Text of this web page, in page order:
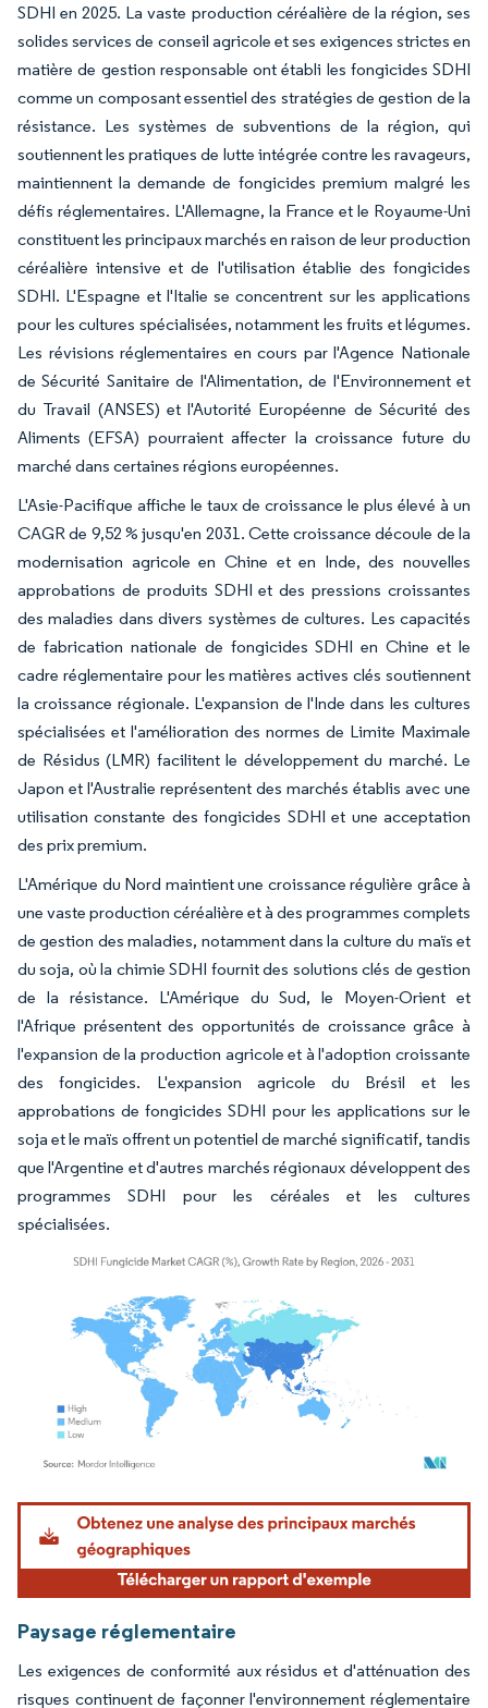
SDHI en 2025. La vaste production céréalière de la région, ses
solides services de conseil agricole et ses exigences strictes en
matière de gestion responsable ont établi les fongicides SDHI
comme un composant essentiel des stratégies de gestion de la
résistance. Les systèmes de subventions de la région, qui
soutiennent les pratiques de lutte intégrée contre les ravageurs,
maintiennent la demande de fongicides premium malgré les
défis réglementaires. L'Allemagne, la France et le Royaume-Uni
constituent les principaux marchés en raison de leur production
céréalière intensive et de l'utilisation établie des fongicides
SDHI. L'Espagne et l'Italie se concentrent sur les applications
pour les cultures spécialisées, notamment les fruits et légumes.
Les révisions réglementaires en cours par l'Agence Nationale
de Sécurité Sanitaire de l'Alimentation, de l'Environnement et
du Travail (ANSES) et l'Autorité Européenne de Sécurité des
Aliments (EFSA) pourraient affecter la croissance future du
marché dans certaines régions européennes.
L'Asie-Pacifique affiche le taux de croissance le plus élevé à un
CAGR de 9,52 % jusqu'en 2031. Cette croissance découle de la
modernisation agricole en Chine et en Inde, des nouvelles
approbations de produits SDHI et des pressions croissantes
des maladies dans divers systèmes de cultures. Les capacités
de fabrication nationale de fongicides SDHI en Chine et le
cadre réglementaire pour les matières actives clés soutiennent
la croissance régionale. L'expansion de l'Inde dans les cultures
spécialisées et l'amélioration des normes de Limite Maximale
de Résidus (LMR) facilitent le développement du marché. Le
Japon et l'Australie représentent des marchés établis avec une
utilisation constante des fongicides SDHI et une acceptation
des prix premium.
L'Amérique du Nord maintient une croissance régulière grâce à
une vaste production céréalière et à des programmes complets
de gestion des maladies, notamment dans la culture du maïs et
du soja, où la chimie SDHI fournit des solutions clés de gestion
de la résistance. L'Amérique du Sud, le Moyen-Orient et
l'Afrique présentent des opportunités de croissance grâce à
l'expansion de la production agricole et à l'adoption croissante
des fongicides. L'expansion agricole du Brésil et les
approbations de fongicides SDHI pour les applications sur le
soja et le maïs offrent un potentiel de marché significatif, tandis
que l'Argentine et d'autres marchés régionaux développent des
programmes SDHI pour les céréales et les cultures
spécialisées.
Image © Mordor Intelligence. La réutilisation nécessite une attribution sous CC BY
Paysage réglementaire
Les exigences de conformité aux résidus et d'atténuation des
risques continuent de façonner l'environnement réglementaire